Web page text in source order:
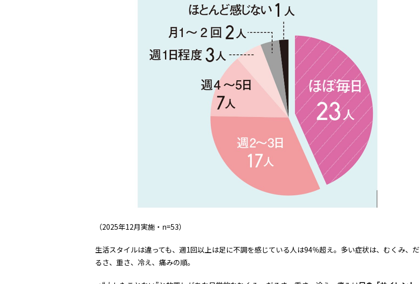
（2025年12月実施・n=53）
生活スタイルは違っても、週1回以上は足に不調を感じている人は94％超え。多い症状は、むくみ、だ
るさ、重さ、冷え、痛みの順。